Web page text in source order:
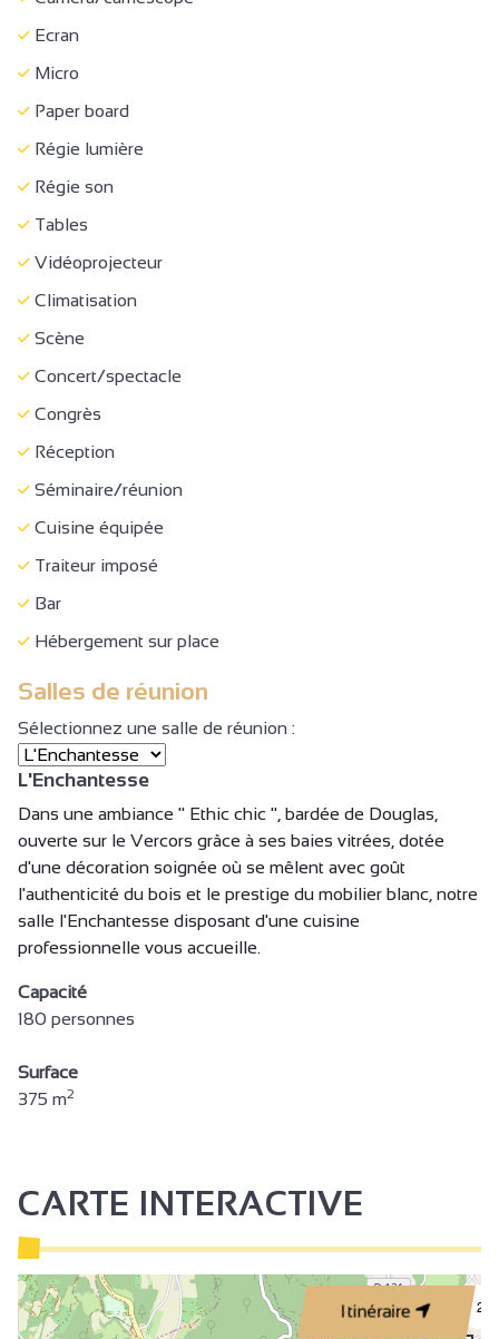
Cohésion Sociale
Concert/spectacle
Congrès
Réception
Séminaire/réunion
Ecran
Micro
Paper board
Régie lumière
Régie son
Tables
Vidéoprojecteur
Climatisation
Scène
Concert/spectacle
Congrès
Réception
Séminaire/réunion
Cuisine équipée
Traiteur imposé
Bar
Hébergement sur place
Salles de réunion
Sélectionnez une salle de réunion :
L'Enchantesse
Dans une ambiance " Ethic chic ", bardée de Douglas,
ouverte sur le Vercors grâce à ses baies vitrées, dotée
d'une décoration soignée où se mêlent avec goût
l'authenticité du bois et le prestige du mobilier blanc, notre
salle l'Enchantesse disposant d'une cuisine
professionnelle vous accueille.
Capacité
180 personnes
Surface
375 m2
CARTE INTERACTIVE
Itinéraire 2